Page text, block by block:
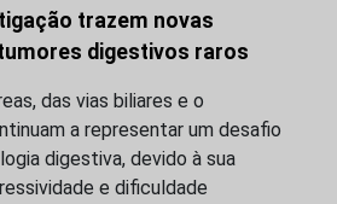
trazem novas
digestivos raros
das vias biliares e o
a representar um desafio
digestiva, devido à sua
e dificuldade